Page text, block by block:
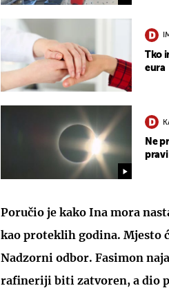
Tko
eura
Ne
Poručio je kako Ina mora
kao proteklih godina. Mjesto
Nadzorni odbor. Fasimon
rafineriji biti zatvoren, a dio